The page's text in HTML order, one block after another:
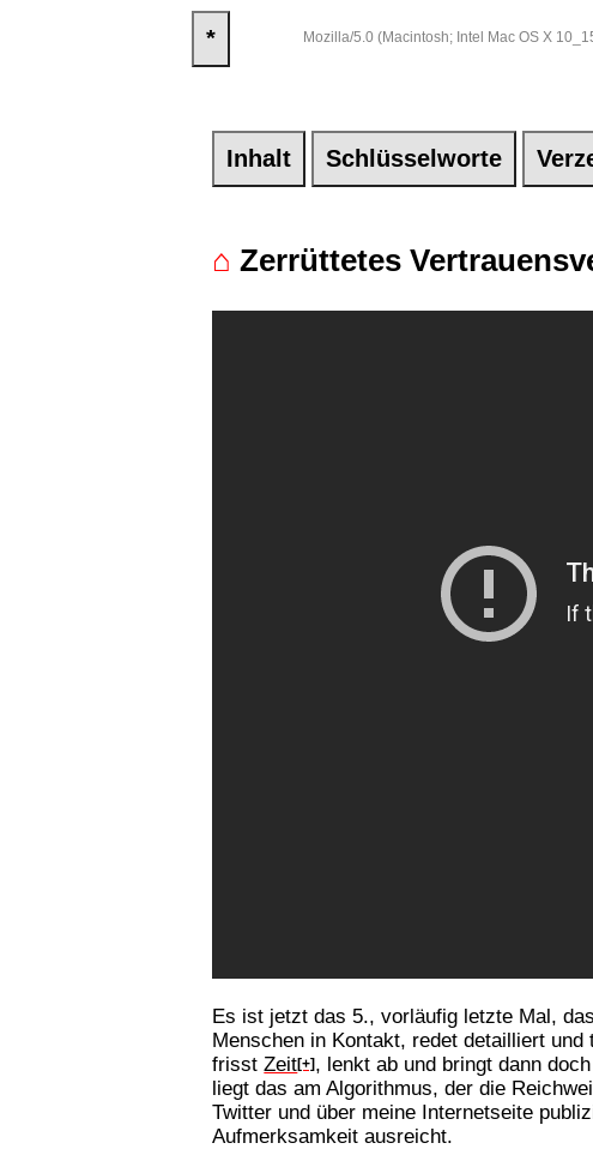
* Mozilla/5.0 (Macintosh; Intel Mac OS X
Inhalt Schlüsselworte
⌂ Zerrüttetes
Es ist jetzt das 5., vorläufig letzte Mal,
Menschen in Kontakt, redet detailliert
frisstZeit[+] , lenkt ab und bringt dann
liegt das am Algorithmus, der die
Twitter und über meine Internetseite
Aufmerksamkeit ausreicht.